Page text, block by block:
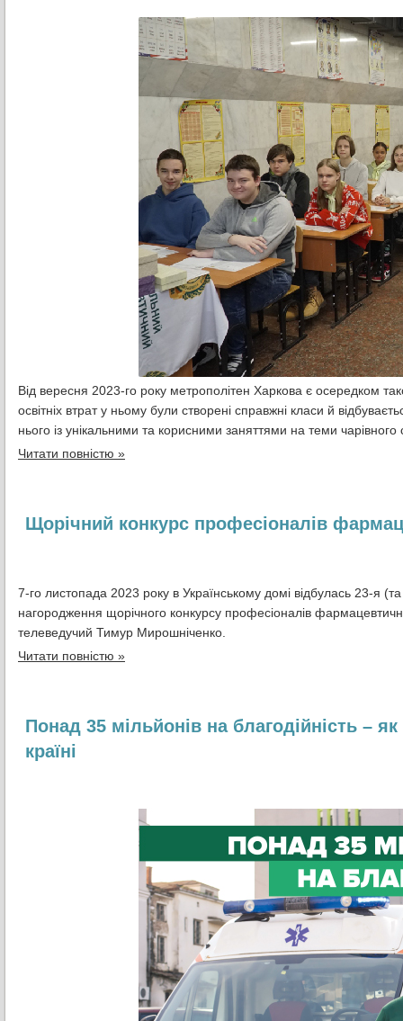
Від вересня 2023-го року метрополітен Харкова є осередком
освітніх втрат у ньому були створені справжні класи й
нього із унікальними та корисними заняттями на теми чарівного
Читати повністю »
Щорічний конкурс професіоналів
7-го листопада 2023 року в Українському домі відбулась 23-я
нагородження щорічного конкурсу професіоналів
телеведучий Тимур Мирошніченко.
Читати повністю »
Понад 35 мільйонів на благодійність –
країні